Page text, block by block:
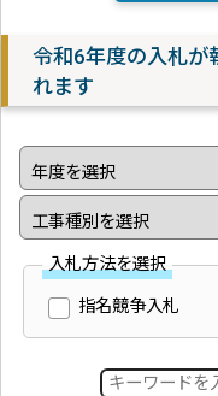
令和6年度の入札が
れます
入札方法を選択
指名競争入札